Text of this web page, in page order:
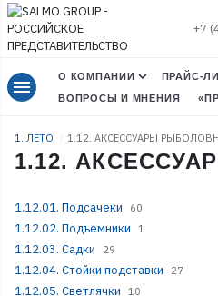
+7
menu О КОМПАНИИ ПРАЙС-
ВОПРОСЫ И МНЕНИЯ
1. ЛЕТО 1.12. АКСЕССУАРЫ
1.12.
1.12.01. Подсачеки 60
1.12.02. Подъемники 1
1.12.03. Садки 29
1.12.04. Стойки подставки 27
1.12.05. Светлячки 10